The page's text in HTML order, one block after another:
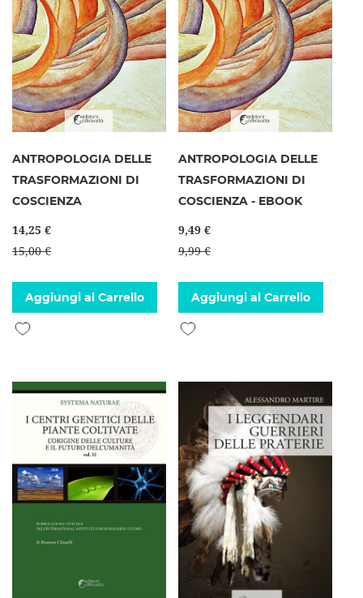
ANTROPOLOGIA DELLE
TRASFORMAZIONI DI
COSCIENZA
14,25 €
15,00 €
Aggiungi al Carrello
Aggiungi alla lista desideri
ANTROPOLOGIA DELLE
TRASFORMAZIONI DI
COSCIENZA - EBOOK
9,49 €
9,99 €
Aggiungi al Carrello
Aggiungi alla lista desideri